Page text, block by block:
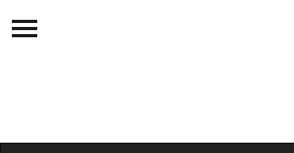
Site de robe pour